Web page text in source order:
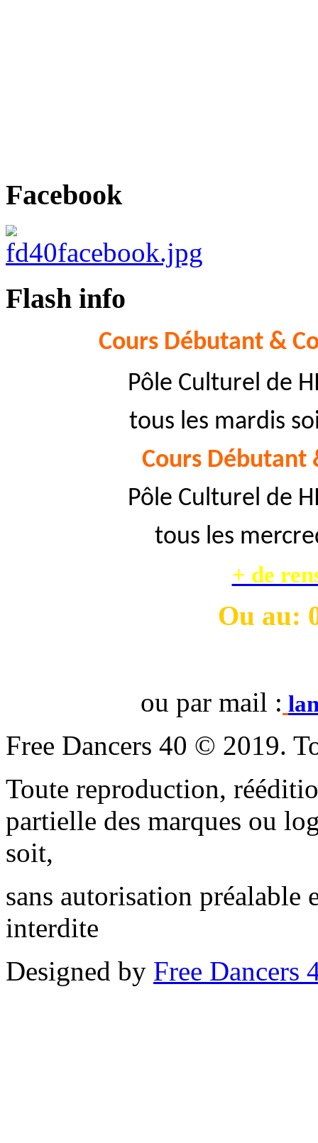
Facebook
Flash info
Cours Débutant &
Pôle Culturel de
tous les mardis
Cours Débutant
Pôle Culturel de
tous les
+ de
Ou au:
ou par mail :
Free Dancers 40 © 2019.
Toute reproduction,
partielle des marques ou
soit,
sans autorisation préalable
interdite
Designed by Free Dancers